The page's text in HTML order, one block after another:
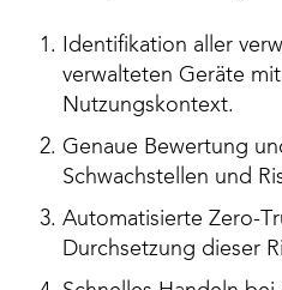
Identifikation aller
verwalteten Geräte
Nutzungskontext.
Genaue Bewertung
Schwachstellen und
Automatisierte Zero-
Durchsetzung dieser